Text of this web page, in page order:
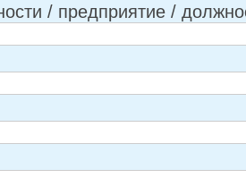
/ предприятие /